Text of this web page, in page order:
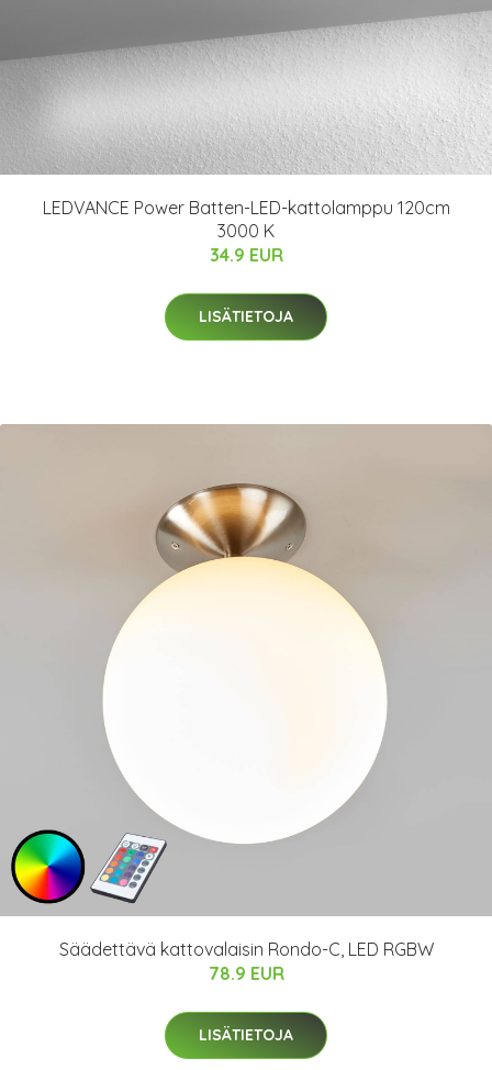
LEDVANCE Power Batten-LED-kattolamppu 120cm
3000 K
34.9 EUR
LISÄTIETOJA
Säädettävä kattovalaisin Rondo-C, LED RGBW
78.9 EUR
LISÄTIETOJA